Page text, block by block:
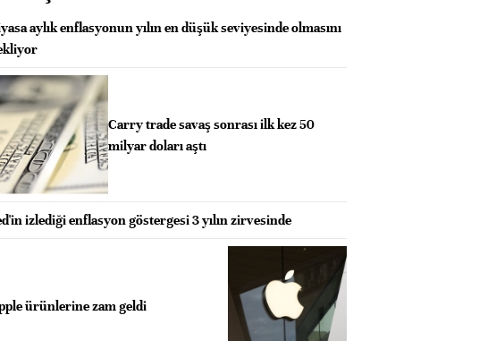
aylık enflasyonun yılın en düşük seviyesinde olmasını
Carry trade savaş sonrası ilk kez 50
milyar doları aştı
izlediği enflasyon göstergesi 3 yılın zirvesinde
ürünlerine zam geldi